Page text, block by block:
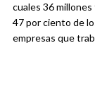
cuales 36
47 por ciento de
empresas que